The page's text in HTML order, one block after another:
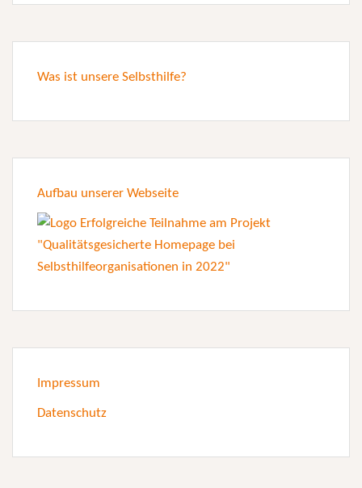
Was ist unsere Selbsthilfe?
Aufbau unserer Webseite
Impressum
Datenschutz